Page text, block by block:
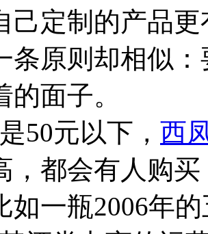
己定制的产品
条原则却相似
面子。
50元以下， 西
，都会有人购
如一瓶2006年